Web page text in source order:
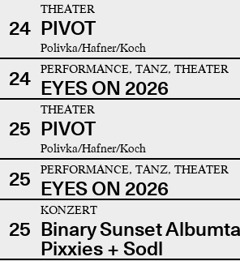
24
THEATER
PIVOT
Polivka/Hafner/Koch
24 PERFORMANCE, TANZ, THEATER
EYES ON 2026
25
THEATER
PIVOT
Polivka/Hafner/Koch
25 PERFORMANCE, TANZ, THEATER
EYES ON 2026
25
KONZERT
Binary Sunset
Pixxies + Sodl